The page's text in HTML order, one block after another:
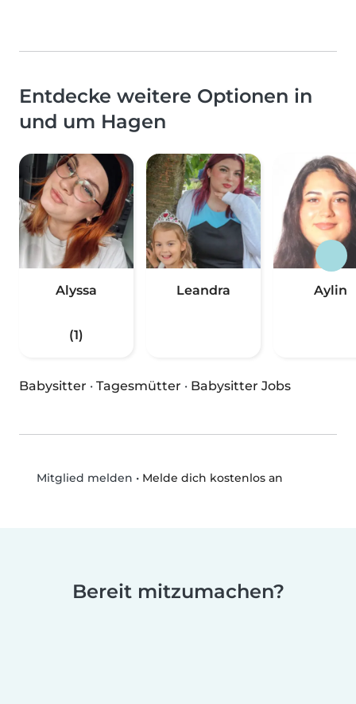
Entdecke weitere Optionen in
und um Hagen
Alyssa
(1)
Leandra Aylin
Babysitter · Tagesmütter · Babysitter Jobs
Mitglied melden • Melde dich kostenlos an
Bereit mitzumachen?